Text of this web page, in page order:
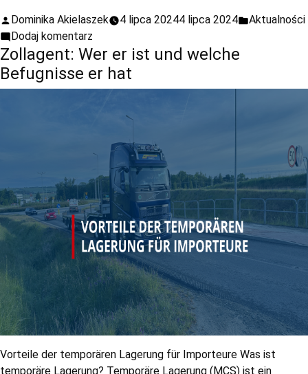
Dominika Akielaszek 4 lipca 20244 lipca 2024
Aktualności
Dodaj komentarz
Zollagent: Wer er ist und welche
Befugnisse er hat
Vorteile der temporären Lagerung für Importeure Was ist
temporäre Lagerung? Temporäre Lagerung (MCS) ist ein